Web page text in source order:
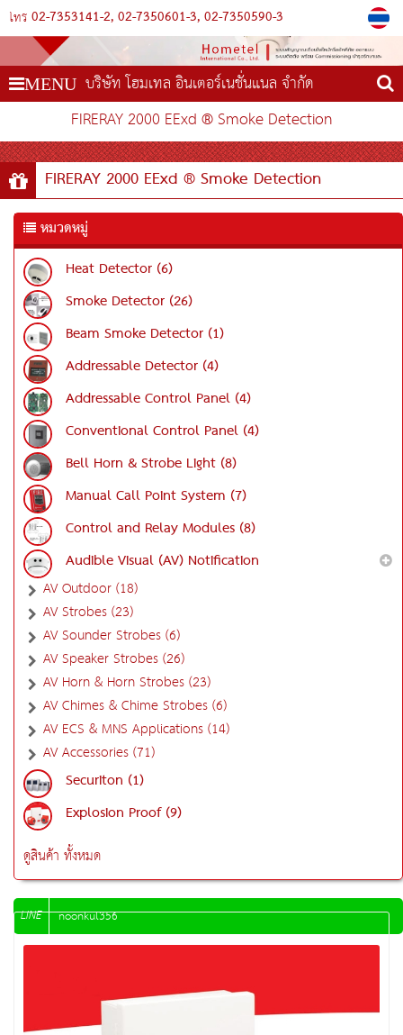
โทร 02-7353141-2 02-7350601-3 02-7350590-3
MENU บริษัท โฮมเทล อินเตอร์เนชั่นแนล จำกัด
FIRERAY 2000 EExd ® Smoke Detection
FIRERAY 2000 EExd ® Smoke Detection
หมวดหมู่
Heat Detector (6)
Smoke Detector (26)
Beam Smoke Detector (1)
Addressable Detector (4)
Addressable Control Panel (4)
Conventional Control Panel (4)
Bell Horn & Strobe Light (8)
Manual Call Point System (7)
Control and Relay Modules (8)
Audible Visual (AV) Notification
AV Outdoor (18)
AV Strobes (23)
AV Sounder Strobes (6)
AV Speaker Strobes (26)
AV Horn & Horn Strobes (23)
AV Chimes & Chime Strobes (6)
AV ECS & MNS Applications (14)
AV Accessories (71)
Securiton (1)
Explosion Proof (9)
ดูสินค้า ทั้งหมด
LINE noonkul356